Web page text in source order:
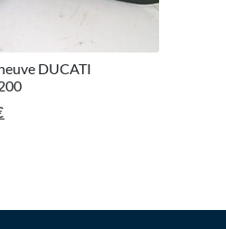
DUCATI
était : 247,00€.